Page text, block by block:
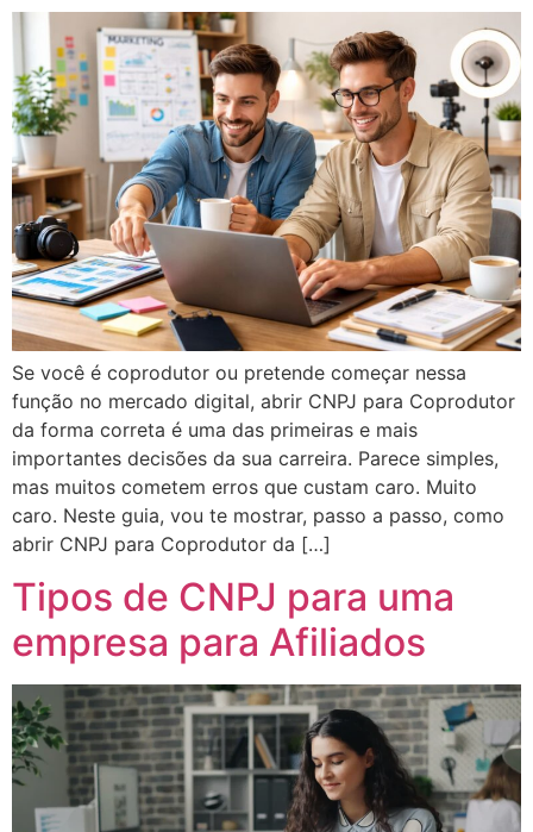
Se você é coprodutor ou pretende começar nessa
função no mercado digital, abrir CNPJ para Coprodutor
da forma correta é uma das primeiras e mais
importantes decisões da sua carreira. Parece simples,
mas muitos cometem erros que custam caro. Muito
caro. Neste guia, vou te mostrar, passo a passo, como
abrir CNPJ para Coprodutor da […]
Tipos de CNPJ para uma
empresa para Afiliados